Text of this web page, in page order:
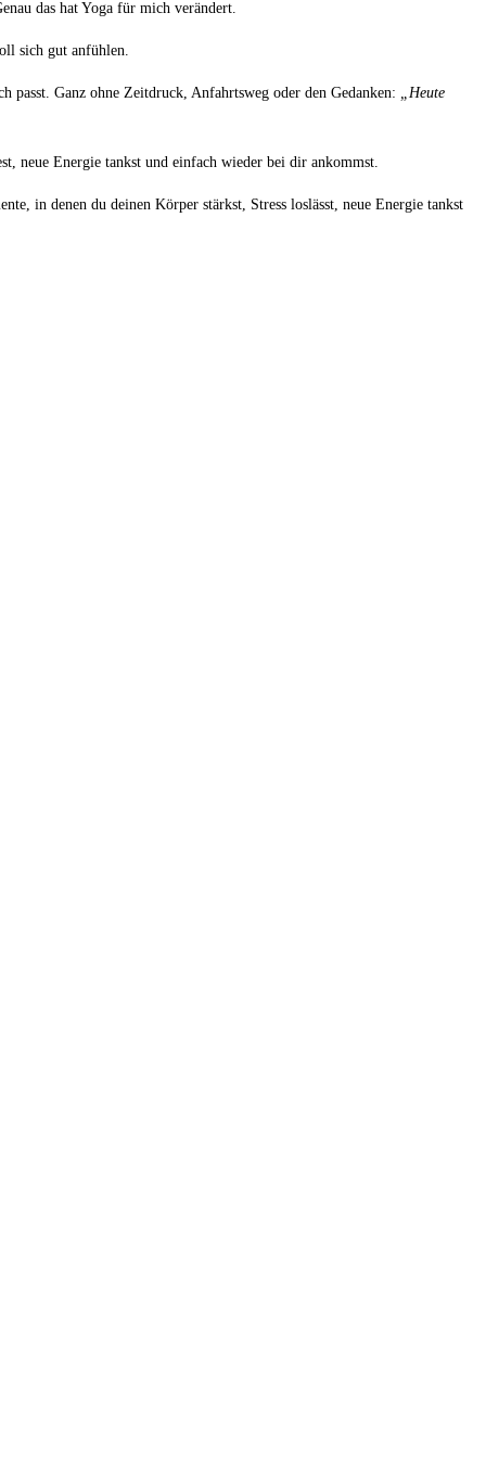
das hat Yoga für mich verändert.
sich gut anfühlen.
Ganz ohne Zeitdruck, Anfahrtsweg oder den Gedanken:
„Heute
neue Energie tankst und einfach wieder bei dir ankommst.
in denen du deinen Körper stärkst, Stress loslässt, neue Energie tankst